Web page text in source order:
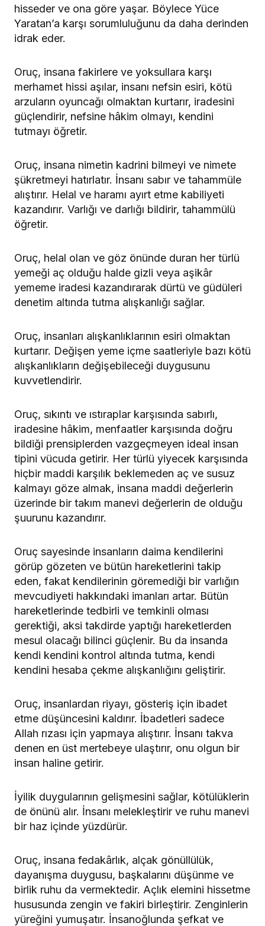
hisseder ve ona göre yaşar. Böylece Yüce
Yaratan’a karşı sorumluluğunu da daha derinden
idrak eder.
Oruç, insana fakirlere ve yoksullara karşı
merhamet hissi aşılar, insanı nefsin esiri, kötü
arzuların oyuncağı olmaktan kurtarır, iradesini
güçlendirir, nefsine hâkim olmayı, kendini
tutmayı öğretir.
Oruç, insana nimetin kadrini bilmeyi ve nimete
şükretmeyi hatırlatır. İnsanı sabır ve tahammüle
alıştırır. Helal ve haramı ayırt etme kabiliyeti
kazandırır. Varlığı ve darlığı bildirir, tahammülü
öğretir.
Oruç, helal olan ve göz önünde duran her türlü
yemeği aç olduğu halde gizli veya aşikâr
yememe iradesi kazandırarak dürtü ve güdüleri
denetim altında tutma alışkanlığı sağlar.
Oruç, insanları alışkanlıklarının esiri olmaktan
kurtarır. Değişen yeme içme saatleriyle bazı kötü
alışkanlıkların değişebileceği duygusunu
kuvvetlendirir.
Oruç, sıkıntı ve ıstıraplar karşısında sabırlı,
iradesine hâkim, menfaatler karşısında doğru
bildiği prensiplerden vazgeçmeyen ideal insan
tipini vücuda getirir. Her türlü yiyecek karşısında
hiçbir maddi karşılık beklemeden aç ve susuz
kalmayı göze almak, insana maddi değerlerin
üzerinde bir takım manevi değerlerin de olduğu
şuurunu kazandırır.
Oruç sayesinde insanların daima kendilerini
görüp gözeten ve bütün hareketlerini takip
eden, fakat kendilerinin göremediği bir varlığın
mevcudiyeti hakkındaki imanları artar. Bütün
hareketlerinde tedbirli ve temkinli olması
gerektiği, aksi takdirde yaptığı hareketlerden
mesul olacağı bilinci güçlenir. Bu da insanda
kendi kendini kontrol altında tutma, kendi
kendini hesaba çekme alışkanlığını geliştirir.
Oruç, insanlardan riyayı, gösteriş için ibadet
etme düşüncesini kaldırır. İbadetleri sadece
Allah rızası için yapmaya alıştırır. İnsanı takva
denen en üst mertebeye ulaştırır, onu olgun bir
insan haline getirir.
İyilik duygularının gelişmesini sağlar, kötülüklerin
de önünü alır. İnsanı melekleştirir ve ruhu manevi
bir haz içinde yüzdürür.
Oruç, insana fedakârlık, alçak gönüllülük,
dayanışma duygusu, başkalarını düşünme ve
birlik ruhu da vermektedir. Açlık elemini hissetme
hususunda zengin ve fakiri birleştirir. Zenginlerin
yüreğini yumuşatır. İnsanoğlunda şefkat ve